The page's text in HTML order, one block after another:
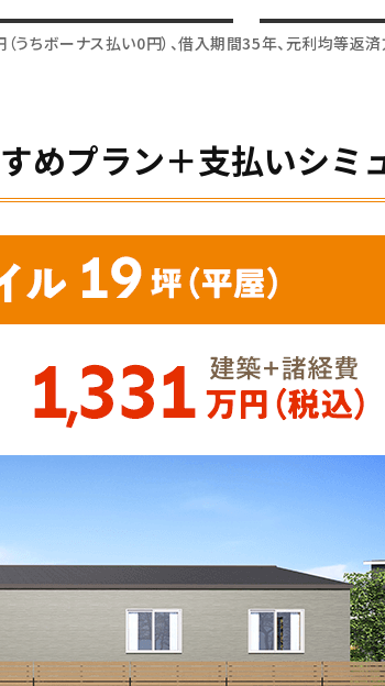
（うちボーナス払い0円）、借入期間35年、元利均等返
めプラン＋支払いシミ